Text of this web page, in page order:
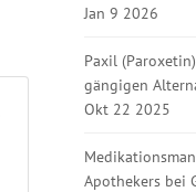
Jan 9 2026
Paxil
gängigen
Okt 22 2025
Apothekers bei